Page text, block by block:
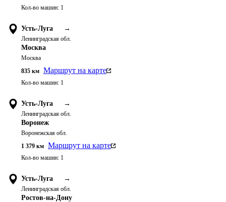
Кол-во машин: 1
Усть-Луга →
Ленинградская обл.
Москва
Москва
835 км Маршрут на карте
Кол-во машин: 1
Усть-Луга →
Ленинградская обл.
Воронеж
Воронежская обл.
1 379 км Маршрут на карте
Кол-во машин: 1
Усть-Луга →
Ленинградская обл.
Ростов-на-Дону